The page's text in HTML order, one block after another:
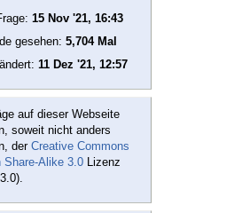
15 Nov '21, 16:43
gesehen: 5,704 Mal
11 Dez '21, 12:57
auf dieser Webseite
soweit nicht anders
der Creative Commons
Share-Alike 3.0 Lizenz